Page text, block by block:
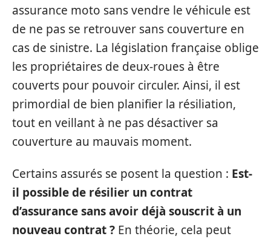
assurance moto sans vendre le véhicule est
de ne pas se retrouver sans couverture en
cas de sinistre. La législation française oblige
les propriétaires de deux-roues à être
couverts pour pouvoir circuler. Ainsi, il est
primordial de bien planifier la résiliation,
tout en veillant à ne pas désactiver sa
couverture au mauvais moment.
Certains assurés se posent la question : Est-
il possible de résilier un contrat
d’assurance sans avoir déjà souscrit à un
nouveau contrat ? En théorie, cela peut